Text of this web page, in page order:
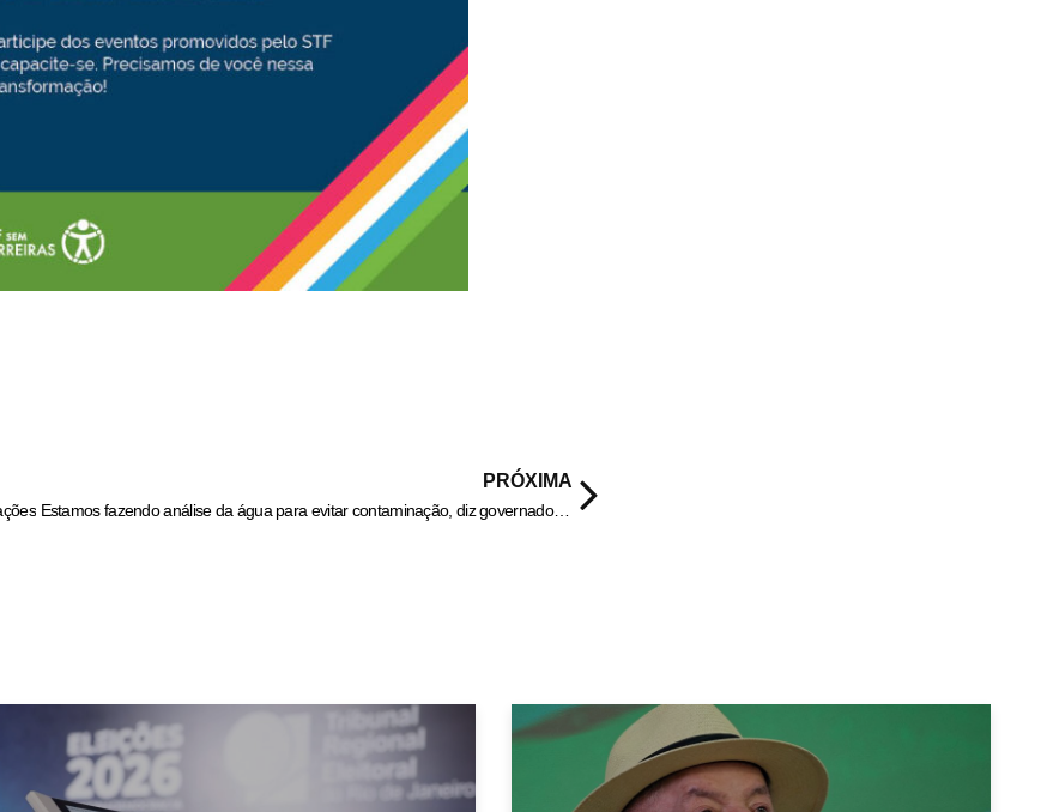
PRÓXIMA
Estamos fazendo análise da água para evitar contaminação, diz governador do Maranhão à CNN sobre queda de ponte